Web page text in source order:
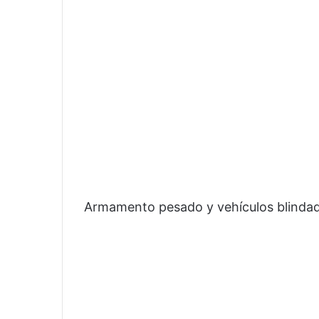
Armamento pesado y vehículos